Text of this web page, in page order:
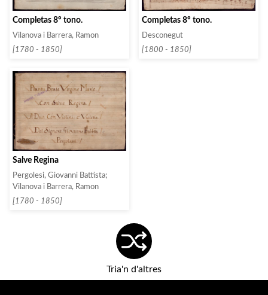
Completas 8º tono.
Vilanova i Barrera, Ramon
[1780 - 1850]
Completas 8º tono.
Desconegut
[1800 - 1850]
Salve Regina
Pergolesi, Giovanni Battista;
Vilanova i Barrera, Ramon
[1780 - 1850]
Tria'n d'altres